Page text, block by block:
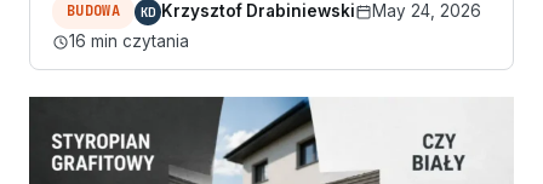
BUDOWA KD Krzysztof Drabiniewski
May 24, 2026
16 min czytania